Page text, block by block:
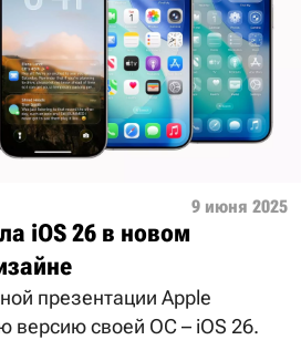
9 июня 2025
iOS 26 в новом
презентации Apple
версию своей ОС – iOS 26.